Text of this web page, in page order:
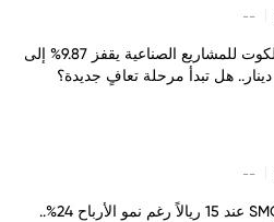
--
سهم الكوت للمشاريع الصناعية يقفز 9.87% إلى
--
سهم SMC عند 15 ريالاً رغم نمو الأرباح 24%..